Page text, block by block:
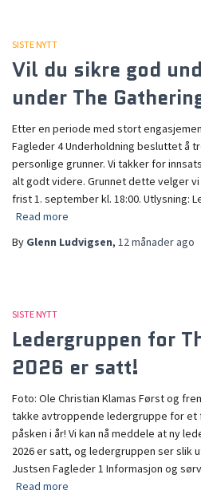
SISTE NYTT
Vil du sikre god
under The
Etter en periode med stort
Fagleder 4 Underholdning besluttet å
personlige grunner. Vi takker for
alt godt videre. Grunnet dette velger
frist 1. september kl. 18:00. Utlysning:
Read more
By Glenn Ludvigsen, 12 månader ago
SISTE NYTT
Ledergruppen for
2026 er satt!
Foto: Ole Christian Klamas Først og
takke avtroppende ledergruppe for et
påsken i år! Vi kan nå meddele at ny
2026 er satt, og ledergruppen ser slik
Justsen Fagleder 1 Informasjon og
Read more